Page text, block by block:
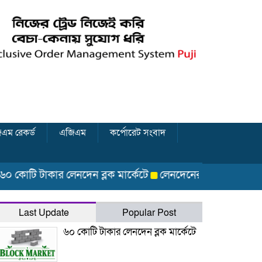
রেকর্ড এজিএম কর্পোরেট সংবাদ
টাকার লেনদেন ব্লক মার্কেটে লেনদেনের শীর্ষে উঠে এসেছে
Last Update Popular Post
৬০ কোটি টাকার লেনদেন ব্লক মার্কেটে